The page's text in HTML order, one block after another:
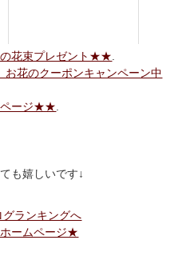
花束プレゼント★★
花のクーポンキャンペーン中
ページ★★
も嬉しいです↓
ランキングへ
ームページ★